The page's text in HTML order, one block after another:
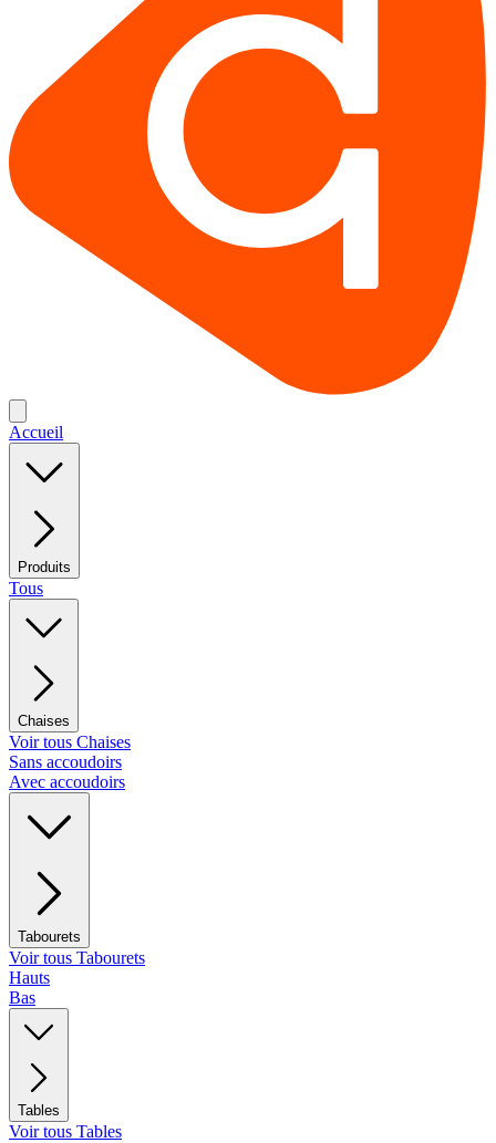
Accueil
Produits
Tous
Chaises
Voir tous Chaises
Sans accoudoirs
Avec accoudoirs
Tabourets
Voir tous Tabourets
Hauts
Bas
Tables
Voir tous Tables